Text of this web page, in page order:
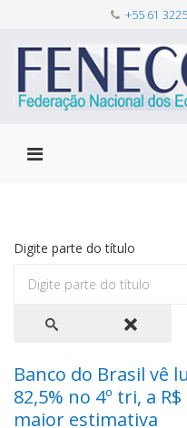
+55 61
Digite parte do título
Banco do Brasil vê
82,5% no 4º tri, a
maior estimativa